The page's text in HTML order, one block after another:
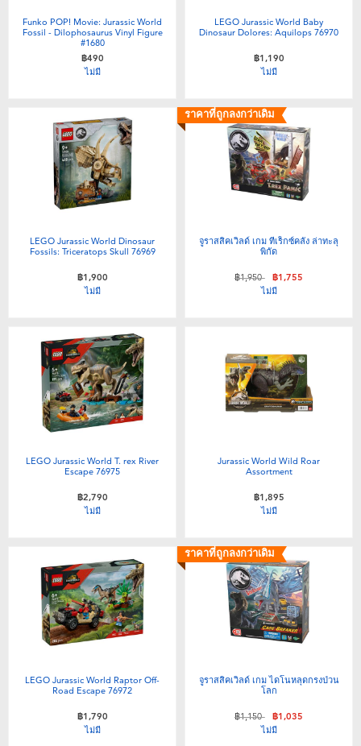
Funko POP! Movie: Jurassic World
Fossil - Dilophosaurus Vinyl Figure
#1680
฿490
ไม่มี
LEGO Jurassic World Baby
Dinosaur Dolores: Aquilops 76970
฿1,190
ไม่มี
LEGO Jurassic World Dinosaur
Fossils: Triceratops Skull 76969
฿1,900
ไม่มี
ราคาที่ถูกลงกว่าเดิม
จูราสสิคเวิลด์ เกม ทีเร็กซ์คลั่ง ล่าทะลุ
พิกัด
ลดราคาจาก
฿1,950ถึง฿1,755
ไม่มี
LEGO Jurassic World T. rex River
Escape 76975
฿2,790
ไม่มี
Jurassic World Wild Roar
Assortment
฿1,895
ไม่มี
LEGO Jurassic World Raptor Off-
Road Escape 76972
฿1,790
ไม่มี
ราคาที่ถูกลงกว่าเดิม
จูราสสิคเวิลด์ เกม ไดโนหลุดกรงป่วน
โลก
ลดราคาจาก
฿1,150ถึง฿1,035
ไม่มี